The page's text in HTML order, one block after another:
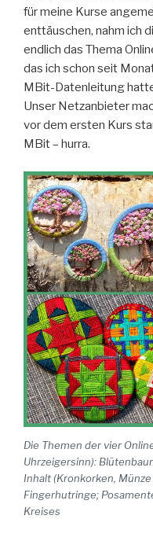
für meine Kurse
enttäuschen, nahm ich
endlich das Thema
das ich schon seit
MBit-Datenleitung
Unser Netzanbieter
vor dem ersten Kurs
MBit – hurra.
Die Themen der vier
Uhrzeigersinn):
Inhalt (Kronkorken, Münze
Fingerhutringe;
Kreises